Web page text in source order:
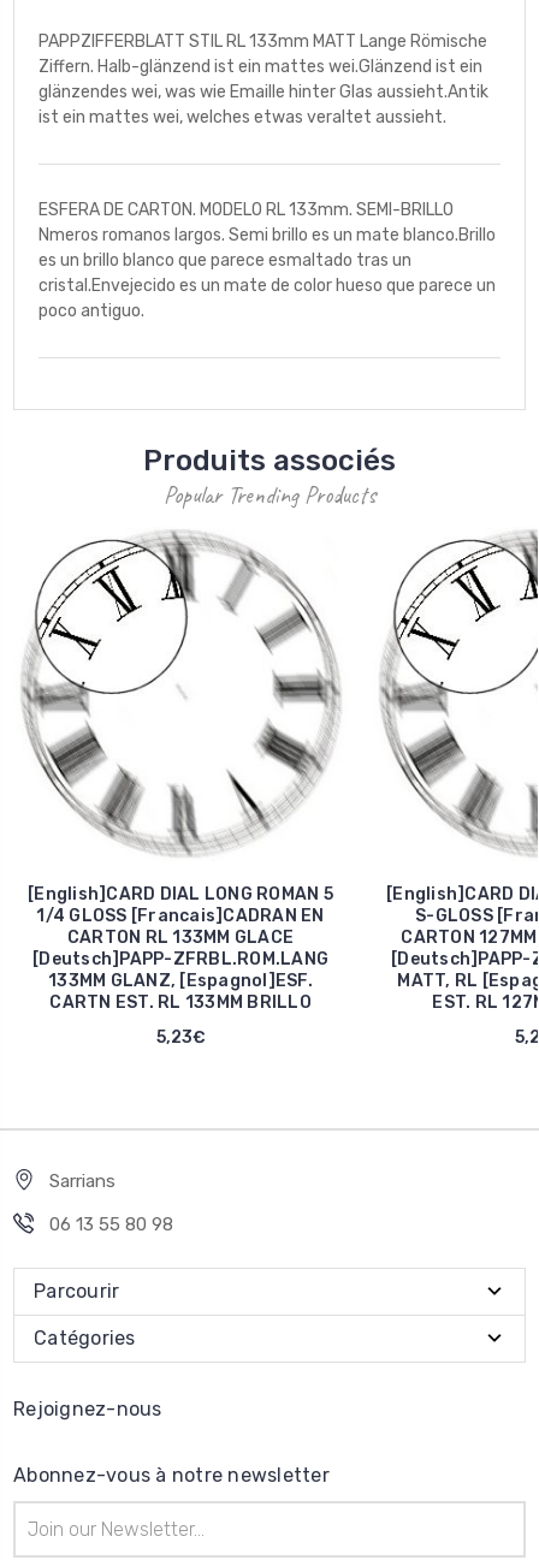
PAPPZIFFERBLATT STIL RL 133mm MATT Lange Römische
Ziffern. Halb-glänzend ist ein mattes wei.Glänzend ist ein
glänzendes wei, was wie Emaille hinter Glas aussieht.Antik
ist ein mattes wei, welches etwas veraltet aussieht.
ESFERA DE CARTON. MODELO RL 133mm. SEMI-BRILLO
Nmeros romanos largos. Semi brillo es un mate blanco.Brillo
es un brillo blanco que parece esmaltado tras un
cristal.Envejecido es un mate de color hueso que parece un
poco antiguo.
Produits associés
Popular Trending Products
[English]CARD DIAL LONG ROMAN 5
1/4 GLOSS [Francais]CADRAN EN
CARTON RL 133MM GLACE
[Deutsch]PAPP-ZFRBL.ROM.LANG
133MM GLANZ, [Espagnol]ESF.
CARTN EST. RL 133MM BRILLO
5,23€
[English]CARD
S-GLOSS
CARTON
[Deutsch]PAPP-
MATT, RL
EST. RL
Sarrians
06 13 55 80 98
Parcourir
Catégories
Rejoignez-nous
Abonnez-vous à notre newsletter
e-